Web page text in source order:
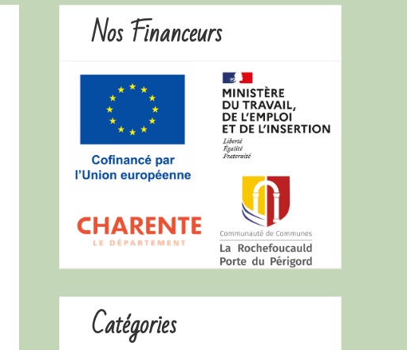
Nos Financeurs
Catégories